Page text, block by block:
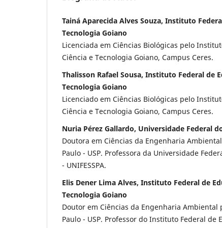
Tainá Aparecida Alves Souza, Instituto
Tecnologia Goiano
Licenciada em Ciências Biológicas pelo
Ciência e Tecnologia Goiano, Campus Ceres.
Thalisson Rafael Sousa, Instituto Federal de
Tecnologia Goiano
Licenciado em Ciências Biológicas pelo
Ciência e Tecnologia Goiano, Campus Ceres.
Nuria Pérez Gallardo, Universidade Federal
Doutora em Ciências da Engenharia
Paulo - USP. Professora da Universidade
- UNIFESSPA.
Elis Dener Lima Alves, Instituto Federal de
Tecnologia Goiano
Doutor em Ciências da Engenharia Ambiental
Paulo - USP. Professor do Instituto Federal de